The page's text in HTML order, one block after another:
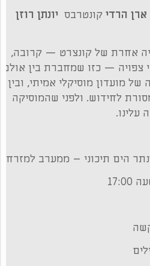
ארן הרדי קונטרבס יונתן רוזן
אחרת של קונצרט — קרובה,
צפויה — כזו שמחברת בין אולם
של מועדון מוסיקלי אמיתי, ובין
לחידוש. ולפני שהמוסיקה
הים תיכוני – ממערב למזרח